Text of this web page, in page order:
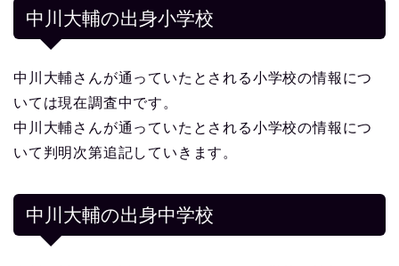
中川大輔の出身小学校
中川大輔さんが通っていたとされる小学校の情報につ
いては現在調査中です。
中川大輔さんが通っていたとされる小学校の情報につ
いて判明次第追記していきます。
中川大輔の出身中学校